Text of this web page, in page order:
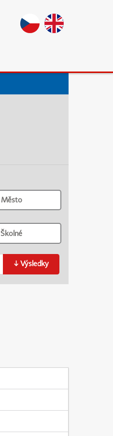
Město
Školné
↓ Výsledky